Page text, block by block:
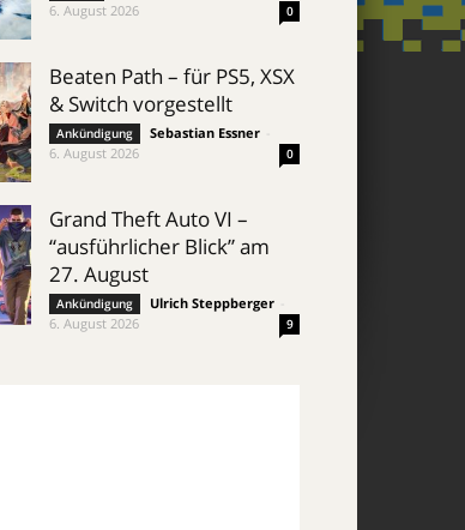
6. August 2026
0
Beaten Path – für PS5, XSX
& Switch vorgestellt
Ankündigung Sebastian Essner
6. August 2026
0
Grand Theft Auto VI –
“ausführlicher Blick” am
27. August
Ankündigung Ulrich Steppberger
6. August 2026
9